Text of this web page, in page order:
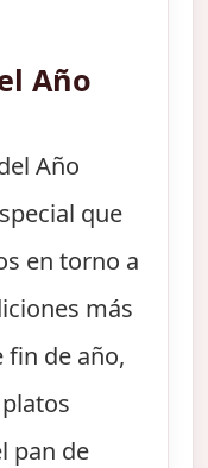
Año
Año
que
en torno a
más
fin de año,
pan de